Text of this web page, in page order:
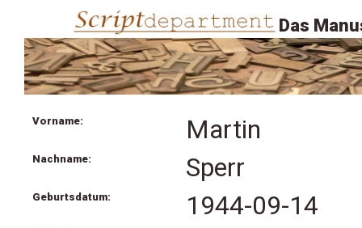
Das
Vorname: Martin
Nachname: Sperr
Geburtsdatum: 1944-09-14